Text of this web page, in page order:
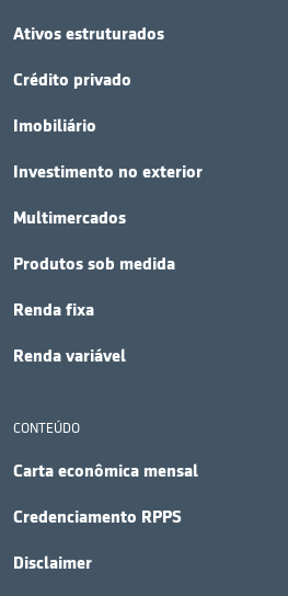
Ativos estruturados
Crédito privado
Imobiliário
Investimento no exterior
Multimercados
Produtos sob medida
Renda fixa
Renda variável
CONTEÚDO
Carta econômica mensal
Credenciamento RPPS
Disclaimer